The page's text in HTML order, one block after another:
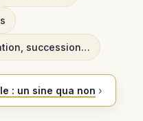
succession…
: un sine qua non ›